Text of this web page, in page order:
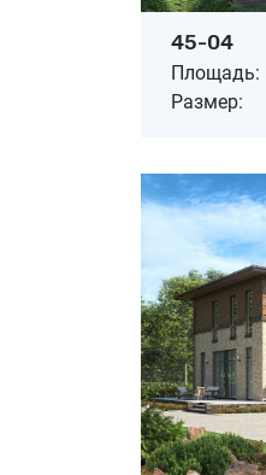
45-04
Площадь:
Размер: